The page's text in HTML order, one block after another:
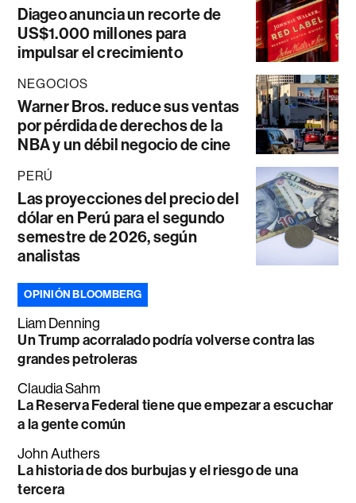
Diageo anuncia un recorte de
US$1.000 millones para
impulsar el crecimiento
NEGOCIOS
Warner Bros. reduce sus ventas
por pérdida de derechos de la
NBA y un débil negocio de cine
PERÚ
Las proyecciones del precio del
dólar en Perú para el segundo
semestre de 2026, según
analistas
OPINIÓN BLOOMBERG
Liam Denning
Un Trump acorralado podría volverse contra las
grandes petroleras
Claudia Sahm
La Reserva Federal tiene que empezar a escuchar
a la gente común
John Authers
La historia de dos burbujas y el riesgo de una
tercera